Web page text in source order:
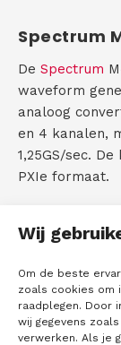
Wij
Om de beste
zoals cookies om
raadplegen. Door
wij gegevens
verwerken. Als je
C
o
a
e
s
t
)
Spectrum
De Spectrum
waveform
analoog
en 4 kanalen,
1,25GS/sec.
PXIe formaat.
standaard
In FIFO mode
het PC-
van de
snelheid van